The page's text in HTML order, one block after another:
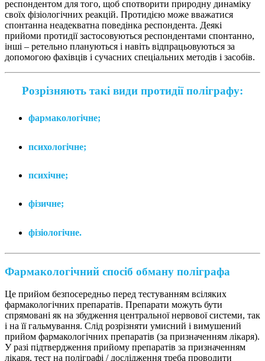
респондентом для того, щоб спотворити природну динаміку
своїх фізіологічних реакцій. Протидією може вважатися
спонтанна неадекватна поведінка респондента. Деякі
прийоми протидії застосовуються респондентами спонтанно,
інші – ретельно плануються і навіть відпрацьовуються за
допомогою фахівців і сучасних спеціальних методів і засобів.
Розрізняють такі види протидії поліграфу:
фармакологічне;
психологічне;
психічне;
фізичне;
фізіологічне.
Фармакологічний спосіб обману поліграфа
Це прийом безпосередньо перед тестуванням всіляких
фармакологічних препаратів. Препарати можуть бути
спрямовані як на збудження центральної нервової системи, так
і на її гальмування. Слід розрізняти умисний і вимушений
прийом фармакологічних препаратів (за призначенням лікаря).
У разі підтвердження прийому препаратів за призначенням
лікаря, тест на поліграфі / дослідження треба проводити